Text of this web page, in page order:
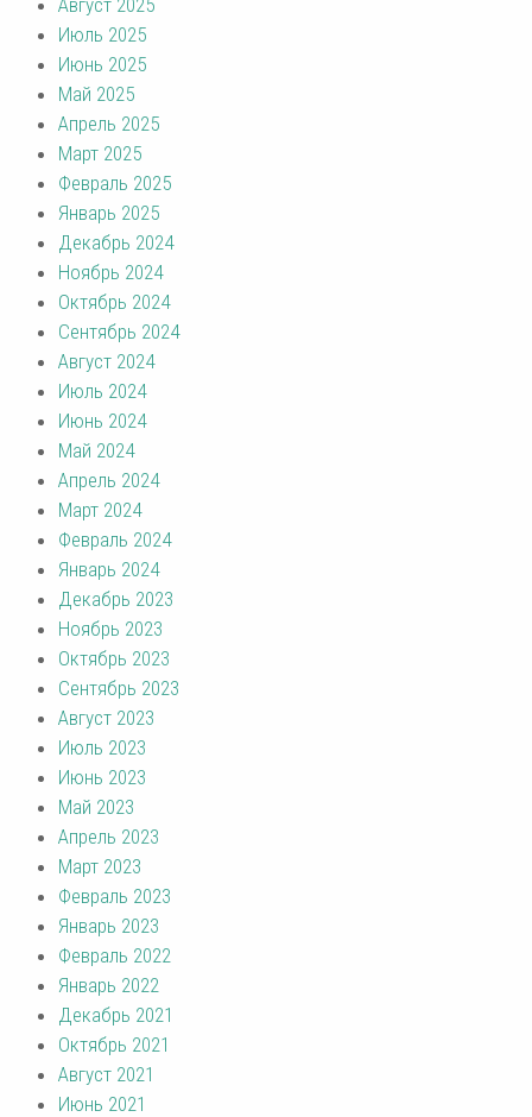
Июль 2025
Июнь 2025
Май 2025
Апрель 2025
Март 2025
Февраль 2025
Январь 2025
Декабрь 2024
Ноябрь 2024
Октябрь 2024
Сентябрь 2024
Август 2024
Июль 2024
Июнь 2024
Май 2024
Апрель 2024
Март 2024
Февраль 2024
Январь 2024
Декабрь 2023
Ноябрь 2023
Октябрь 2023
Сентябрь 2023
Август 2023
Июль 2023
Июнь 2023
Май 2023
Апрель 2023
Март 2023
Февраль 2023
Январь 2023
Февраль 2022
Январь 2022
Декабрь 2021
Октябрь 2021
Август 2021
Июнь 2021